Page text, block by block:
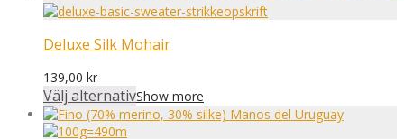
Deluxe Silk Mohair
139,00 kr
Välj alternativShow more